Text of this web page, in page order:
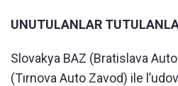
UNUTULANLAR
Slovakya BAZ (Bratislava
(Tırnova Auto Zavod) ile